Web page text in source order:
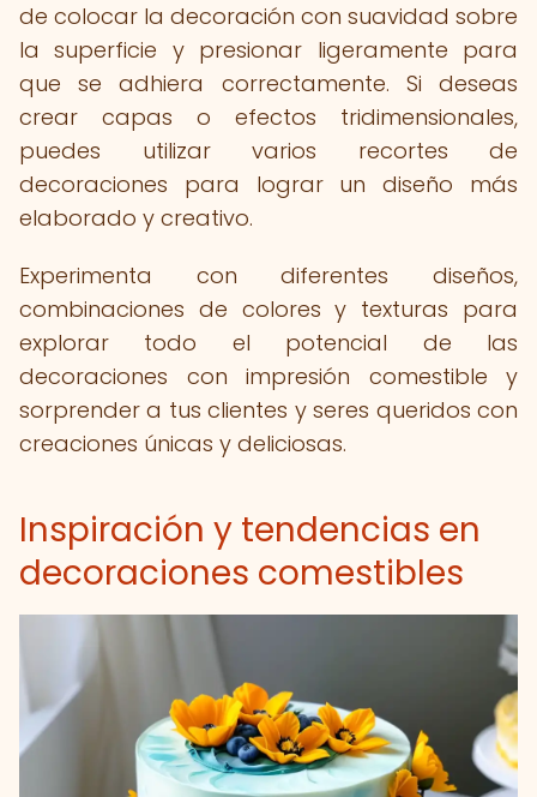
de colocar la decoración con suavidad sobre
la superficie y presionar ligeramente para
que se adhiera correctamente. Si deseas
crear capas o efectos tridimensionales,
puedes utilizar varios recortes de
decoraciones para lograr un diseño más
elaborado y creativo.
Experimenta con diferentes diseños,
combinaciones de colores y texturas para
explorar todo el potencial de las
decoraciones con impresión comestible y
sorprender a tus clientes y seres queridos con
creaciones únicas y deliciosas.
Inspiración y tendencias en
decoraciones comestibles